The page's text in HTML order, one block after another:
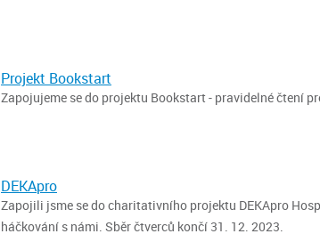
Projekt Bookstart
Zapojujeme se do projektu Bookstart - pravidelné čtení
DEKApro
Zapojili jsme se do charitativního projektu DEKApro
háčkování s námi. Sběr čtverců končí 31. 12. 2023.